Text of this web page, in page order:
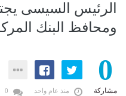
الرئيس السيسى
ومحافظ البنك
0
مشاركة منذ عام واحد